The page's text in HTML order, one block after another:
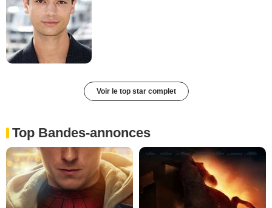
Voir le top star complet
Top Bandes-annonces